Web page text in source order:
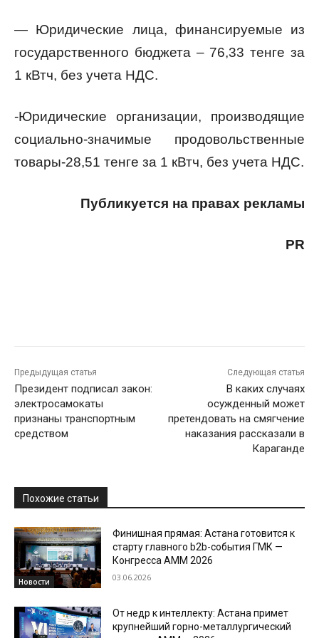
— Юридические лица, финансируемые из
государственного бюджета – 76,33 тенге за
1 кВтч, без учета НДС.
-Юридические организации, производящие
социально-значимые продовольственные
товары-28,51 тенге за 1 кВтч, без учета НДС.
Публикуется на правах рекламы
PR
Предыдущая статья
Президент подписал закон:
электросамокаты
признаны транспортным
средством
Следующая статья
В каких случаях
осужденный может
претендовать на смягчение
наказания рассказали в
Караганде
Похожие статьи
Новости
Финишная прямая: Астана готовится к
старту главного b2b-события ГМК —
Конгресса AMM 2026
03.06.2026
От недр к интеллекту: Астана примет
крупнейший горно-металлургический